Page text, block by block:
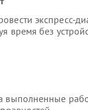
экспресс-
время без
выполненные